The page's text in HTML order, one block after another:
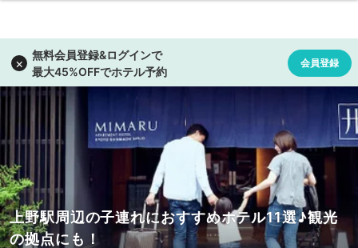
上野駅周辺の子連れにおすすめホテル11選♪観光
の拠点にも！